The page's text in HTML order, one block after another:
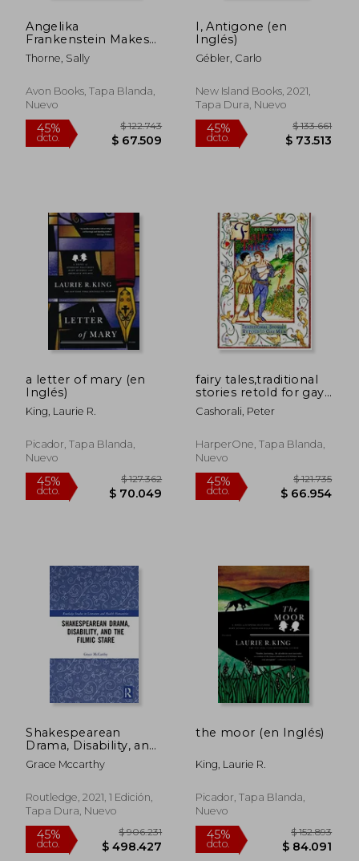
Angelika
Frankenstein Makes
her Match: A Novel
(en Inglés)
Thorne, Sally
Avon Books, Tapa Blanda,
Nuevo
45%
dcto. $ 67.509
I, Antigone (en
Inglés)
Gébler, Carlo
New Island Books, 2021,
Tapa Dura, Nuevo
45%
dcto.
a letter of mary (en
Inglés)
King, Laurie R.
Picador, Tapa Blanda,
Nuevo
45%
dcto.
$ 127.362
$ 70.049
fairy tales,traditional
stories retold for gay
men (en Inglés)
Cashorali, Peter
HarperOne, Tapa Blanda,
Nuevo
45%
dcto.
Shakespearean
Drama, Disability, and
the Filmic Stare: “Not
Shap’D for Sportive
Studies in Literature
and Health
Inglés)
Grace Mccarthy
Routledge, 2021, 1 Edición,
Tapa Dura, Nuevo
the moor (en Inglés)
King, Laurie R.
Picador, Tapa Blanda,
Nuevo